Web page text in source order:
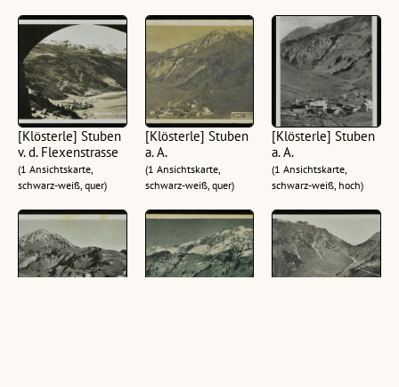
[Klösterle] Stuben
v. d. Flexenstrasse
(1 Ansichtskarte,
schwarz-weiß, quer)
[Klösterle] Stuben
a. A.
(1 Ansichtskarte,
schwarz-weiß, quer)
[Klösterle] Stuben
a. A.
(1 Ansichtskarte,
schwarz-weiß, hoch)